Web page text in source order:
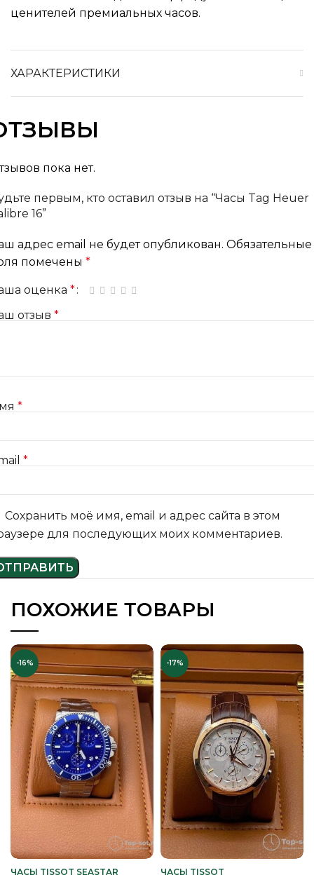
ценителей премиальных часов.
ХАРАКТЕРИСТИКИ
пока нет.
первым, кто оставил отзыв на “Часы Tag Heuer
16”
адрес email не будет опубликован. Обязательные
помечены *
оценка * 1 из 5 звёзд
2 из 5 звёзд
3 из 5 звёзд
4 из 5 звёзд
отзыв *
*
*
Сохранить моё имя, email и адрес сайта в этом
для последующих моих комментариев.
ПОХОЖИЕ ТОВАРЫ
-16%
ЧАСЫ TISSOT SEASTAR
-17%
ЧАСЫ TISSOT